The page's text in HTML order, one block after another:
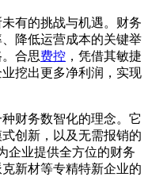
有的挑战与机遇。财务
降低运营成本的关键举
合思费控 ，凭借其敏捷
挖出更多净利润，实现
财务数智化的理念。它
创新，以及无需报销的
企业提供全方位的财务
新材等专精特新企业的